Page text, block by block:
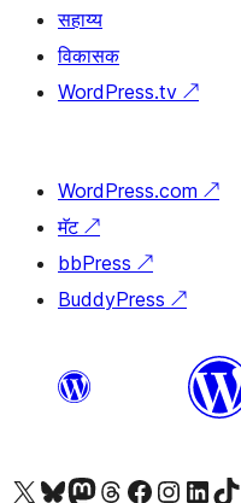
सहाय्य
विकासक
WordPress.tv ↗
WordPress.com ↗
मॅट ↗
bbPress ↗
BuddyPress ↗
आमच्या X (एक्स) (पूर्वीचे ट्विटर) खात्याला भेट द्या आमच्या ब्लूस्की खात्याला भेट द्या.आमच्या Mastodon खात्याला भेट द्या.आमच्या थ्रेड्स खात्याला भेट द्या. आमच्या फेसबुक पेजला भेट द्या आमच्या इंस्टाग्राम खात्याला भेट द्या आमच्या लिंक्डइन खात्याला भेट द्या आमच्या टिकटॉक अकाउंटला भेट द्या.